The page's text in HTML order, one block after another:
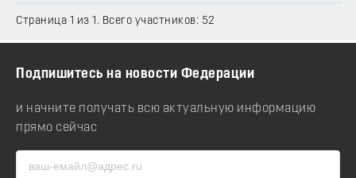
Страница 1 из 1. Всего участников: 52
Подпишитесь на новости Федерации
и начните получать всю актуальную информацию
прямо сейчас